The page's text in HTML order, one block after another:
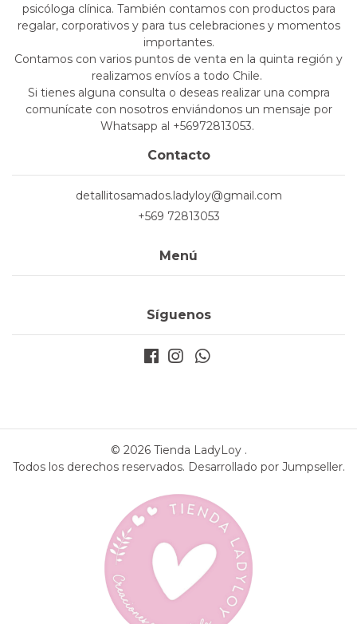
psicóloga clínica. También contamos con productos para
regalar, corporativos y para tus celebraciones y momentos
importantes.
Contamos con varios puntos de venta en la quinta región y
realizamos envíos a todo Chile.
Si tienes alguna consulta o deseas realizar una compra
comunícate con nosotros enviándonos un mensaje por
Whatsapp al +56972813053.
Contacto
detallitosamados.ladyloy@gmail.com
+569 72813053
Menú
Síguenos
© 2026 Tienda LadyLoy .
Todos los derechos reservados. Desarrollado por Jumpseller.